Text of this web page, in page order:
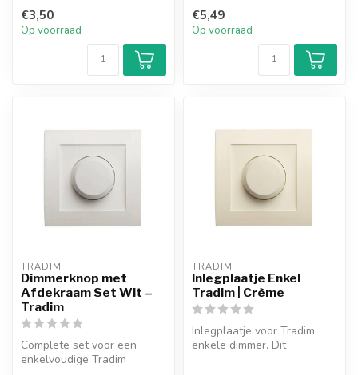
€3,50
Op voorraad
€5,49
Op voorraad
TRADIM
Dimmerknop met
Afdekraam Set Wit –
Tradim
Complete set voor een
enkelvoudige Tradim
TRADIM
Inlegplaatje Enkel
Tradim | Crème
Inlegplaatje voor Tradim
enkele dimmer. Dit